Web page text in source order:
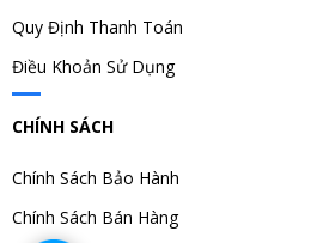
Quy Định Thanh Toán
Điều Khoản Sử Dụng
CHÍNH SÁCH
Chính Sách Bảo Hành
Chính Sách Bán Hàng